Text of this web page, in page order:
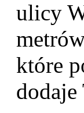
ulicy
które